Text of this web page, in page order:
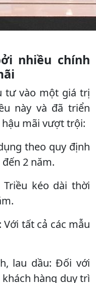
nhiều chính
tư vào một giá trị
này và đã triển
mãi vượt trội:
theo quy định
2 năm.
kéo dài thời
tất cả các mẫu
lau dầu: Đối với
hàng duy trì